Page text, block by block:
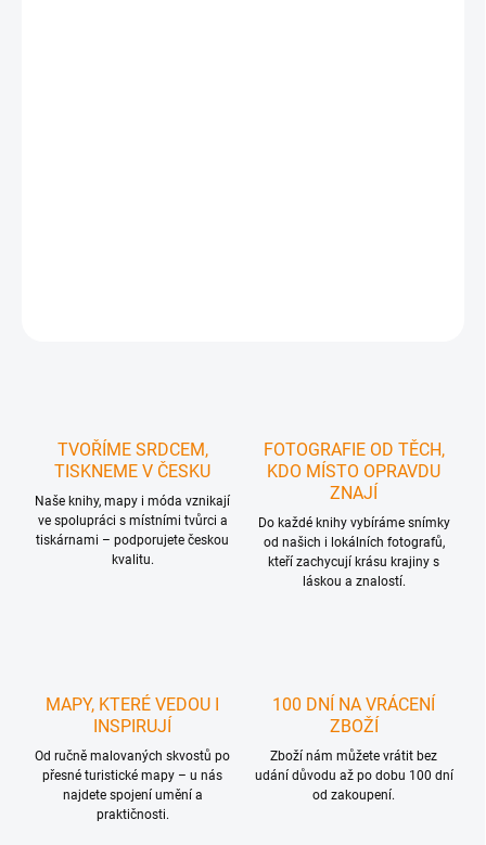
TVOŘÍME SRDCEM,
TISKNEME V ČESKU
Naše knihy, mapy i móda vznikají
ve spolupráci s místními tvůrci a
tiskárnami – podporujete českou
kvalitu.
FOTOGRAFIE OD TĚCH,
KDO MÍSTO OPRAVDU
ZNAJÍ
Do každé knihy vybíráme snímky
od našich i lokálních fotografů,
kteří zachycují krásu krajiny s
láskou a znalostí.
MAPY, KTERÉ VEDOU I
INSPIRUJÍ
Od ručně malovaných skvostů po
přesné turistické mapy – u nás
najdete spojení umění a
praktičnosti.
100 DNÍ NA VRÁCENÍ
ZBOŽÍ
Zboží nám můžete vrátit bez
udání důvodu až po dobu 100 dní
od zakoupení.